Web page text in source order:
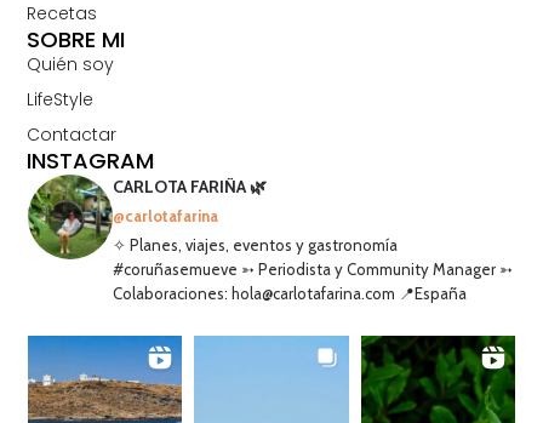
SOBRE MI
Quién soy
LifeStyle
Contactar
Recetas
INSTAGRAM
CARLOTA FARIÑA 🌿
@carlotafarina
✧ Planes, viajes, eventos y gastronomía
#coruñasemueve ➳ Periodista y Community Manager ➳
Colaboraciones: hola@carlotafarina.com 📍España